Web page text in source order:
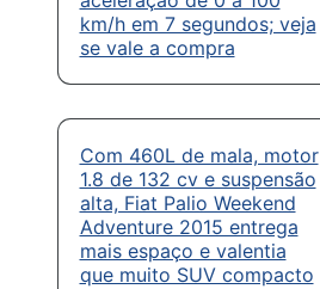
km/h em 7 segundos; veja
se vale a compra
Com 460L de mala, motor
1.8 de 132 cv e suspensão
alta, Fiat Palio Weekend
Adventure 2015 entrega
mais espaço e valentia
que muito SUV compacto